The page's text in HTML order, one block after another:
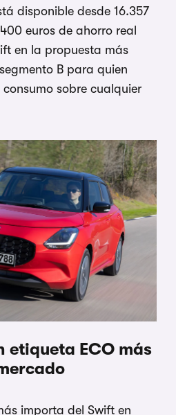
disponible desde 16.357
euros de ahorro real
en la propuesta más
B para quien
sobre cualquier
etiqueta ECO más
importa del Swift en